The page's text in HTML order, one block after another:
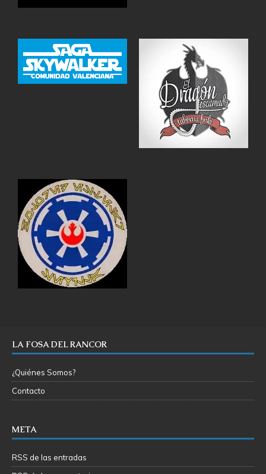
LA FOSA DEL RANCOR
¿Quiénes Somos?
Contacto
META
RSS de las entradas